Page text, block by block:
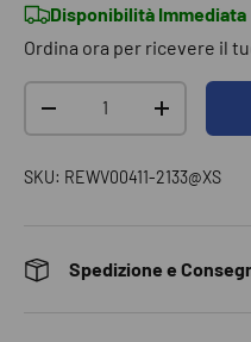
Disponibilità Immediata
Ordina ora per ricevere il
DIMINUIRE LA QUANTITÀ
AUMENTA
SKU: REWV00411-2133@XS
Spedizione e